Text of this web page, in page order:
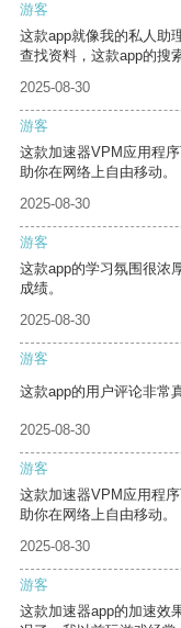
游客
这款app就像我的私人助
查找资料，这款app的搜
2025-08-30
游客
这款加速器VPM应用程
助你在网络上自由移动。
2025-08-30
游客
这款app的学习氛围很浓
成绩。
2025-08-30
游客
这款app的用户评论非常
2025-08-30
游客
这款加速器VPM应用程
助你在网络上自由移动。
2025-08-30
游客
这款加速器app的加速效